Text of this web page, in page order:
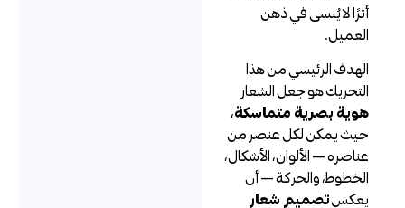
أثرًا لا يُنسى في ذهن
العميل.
الهدف الرئيسي من هذا
التحريك هو جعل الشعار
هوية بصرية متماسكة،
حيث يمكن لكل عنصر من
عناصره — الألوان، الأشكال،
الخطوط، والحركة — أن
يعكستصميم شعار